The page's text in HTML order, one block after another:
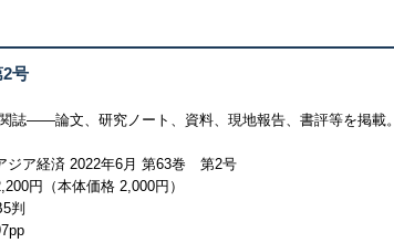
号
誌――論文、研究ノート、資料、現地報告、書評等を掲載。
ジア経済 2022年6月 第63巻 第2号
円（本体価格 2,000円）
判